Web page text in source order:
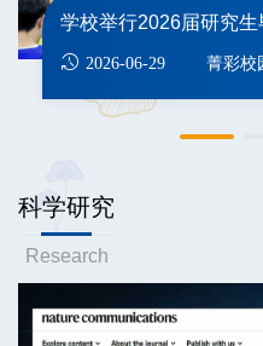
学校举行2026届研究
2026-06-29 菁彩校
科学研究
Research